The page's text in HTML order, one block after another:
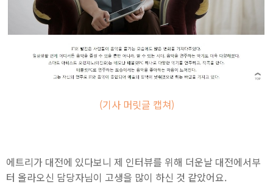
(기사 머릿글 캡쳐)
에트리가 대전에 있다보니 제 인터뷰를 위해 더운날 대전에서부
터 올라오신 담당자님이 고생을 많이 하신 것 같았어요.